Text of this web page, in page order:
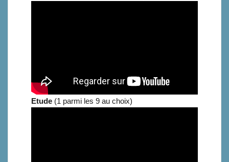
Etude (1 parmi les 9 au choix)